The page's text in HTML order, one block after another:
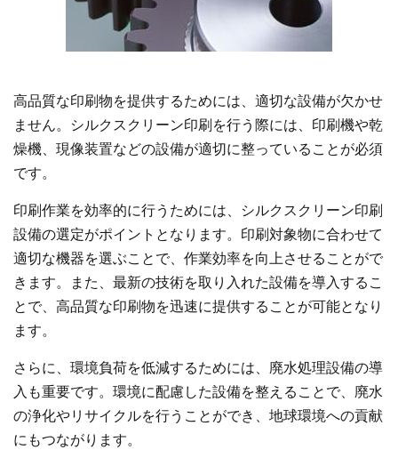
高品質な印刷物を提供するためには、適切な設備が欠かせ
ません。シルクスクリーン印刷を行う際には、印刷機や乾
燥機、現像装置などの設備が適切に整っていることが必須
です。
印刷作業を効率的に行うためには、シルクスクリーン印刷
設備の選定がポイントとなります。印刷対象物に合わせて
適切な機器を選ぶことで、作業効率を向上させることがで
きます。また、最新の技術を取り入れた設備を導入するこ
とで、高品質な印刷物を迅速に提供することが可能となり
ます。
さらに、環境負荷を低減するためには、廃水処理設備の導
入も重要です。環境に配慮した設備を整えることで、廃水
の浄化やリサイクルを行うことができ、地球環境への貢献
にもつながります。